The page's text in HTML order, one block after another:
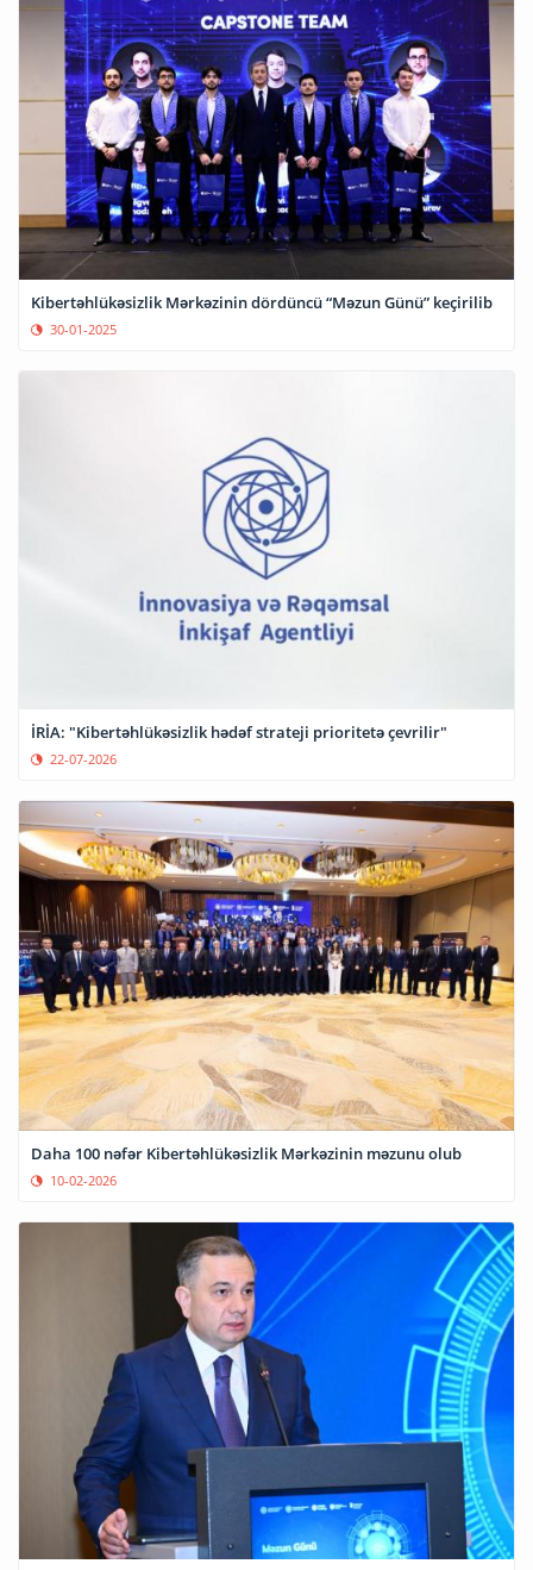
Kibertəhlükəsizlik Mərkəzinin dördüncü “Məzun Günü” keçirilib
30-01-2025
İRİA: "Kibertəhlükəsizlik hədəf strateji prioritetə çevrilir"
22-07-2026
Daha 100 nəfər Kibertəhlükəsizlik Mərkəzinin məzunu olub
10-02-2026